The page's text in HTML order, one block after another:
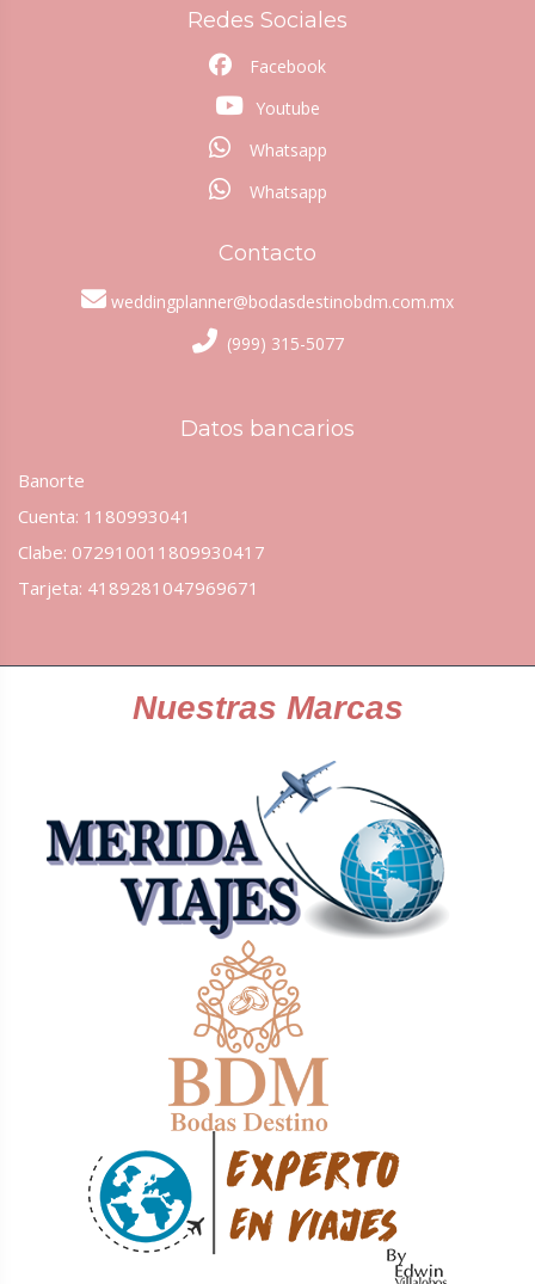
Redes Sociales
Facebook
Youtube
Whatsapp
Whatsapp
Contacto
weddingplanner@bodasdestinobdm.com.mx
(999) 315-5077
Datos bancarios
Banorte
Cuenta: 1180993041
Clabe: 072910011809930417
Tarjeta: 4189281047969671
Nuestras Marcas